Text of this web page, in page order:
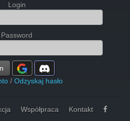
Login
Password
/ Odzyskaj hasło
Współpraca Kontakt